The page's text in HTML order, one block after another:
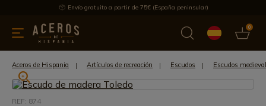
Envío gratuito a partir de 75€ (España peninsular)
0
menaje Ofertas Ultimas novedades Los más vendidos
Aceros de Hispania Artículos de recreación Escudos Escudos
REF: 874